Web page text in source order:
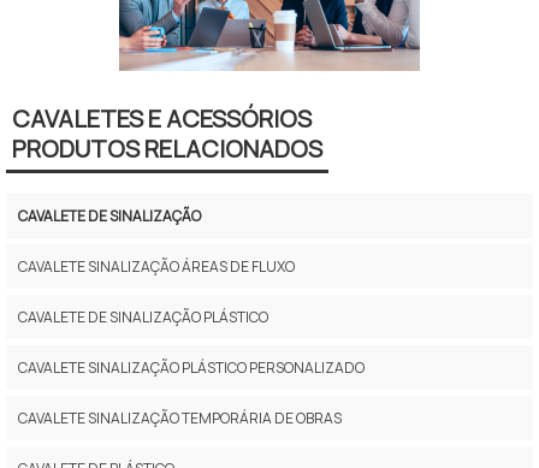
CAVALETES E ACESSÓRIOS
PRODUTOS RELACIONADOS
CAVALETE DE SINALIZAÇÃO
CAVALETE SINALIZAÇÃO ÁREAS DE FLUXO
CAVALETE DE SINALIZAÇÃO PLÁSTICO
CAVALETE SINALIZAÇÃO PLÁSTICO PERSONALIZADO
CAVALETE SINALIZAÇÃO TEMPORÁRIA DE OBRAS